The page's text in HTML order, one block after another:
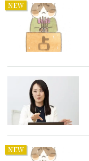
NEW
NEW